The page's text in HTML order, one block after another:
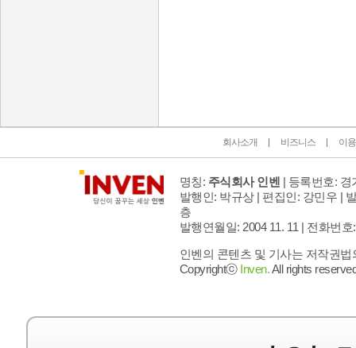
회사소개 비즈니스 이
명칭: 주식회사 인벤 | 등록번호: 경
발행인: 박규상 | 편집인: 강민우 |
층
발행연월일: 2004 11. 11 | 전화번호
인벤의 콘텐츠 및 기사는 저작권
Copyrightⓒ Inven.All rights